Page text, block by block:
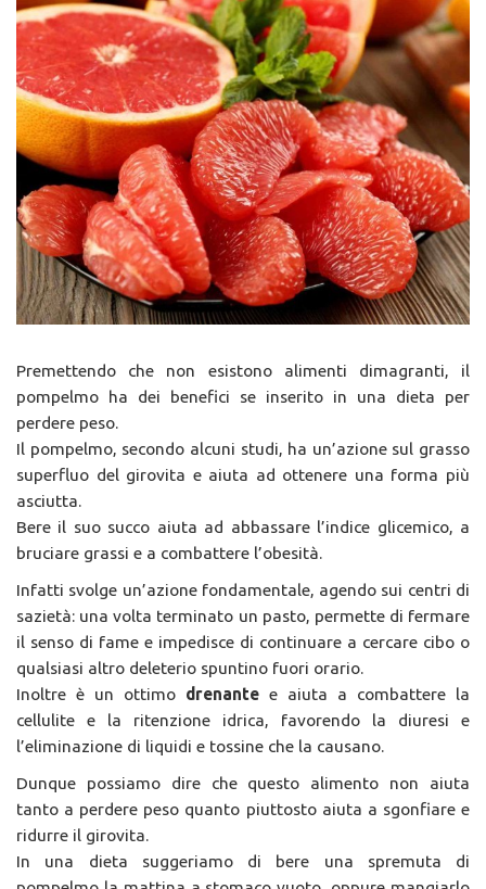
Premettendo che non esistono alimenti dimagranti, il
pompelmo ha dei benefici se inserito in una dieta per
perdere peso.
Il pompelmo, secondo alcuni studi, ha un’azione sul grasso
superfluo del girovita e aiuta ad ottenere una forma più
asciutta.
Bere il suo succo aiuta ad abbassare l’indice glicemico, a
bruciare grassi e a combattere l’obesità.
Infatti svolge un’azione fondamentale, agendo sui centri di
sazietà: una volta terminato un pasto, permette di fermare
il senso di fame e impedisce di continuare a cercare cibo o
qualsiasi altro deleterio spuntino fuori orario.
Inoltre è un ottimo drenante e aiuta a combattere la
cellulite e la ritenzione idrica, favorendo la diuresi e
l’eliminazione di liquidi e tossine che la causano.
Dunque possiamo dire che questo alimento non aiuta
tanto a perdere peso quanto piuttosto aiuta a sgonfiare e
ridurre il girovita.
In una dieta suggeriamo di bere una spremuta di